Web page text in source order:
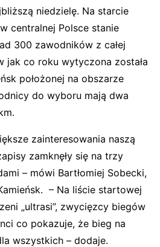
niedzielę. Na starcie
centralnej Polsce stanie
300 zawodników z całej
jak co roku wytyczona została
położonej na obszarze
do wyboru mają dwa
zainteresowania naszą
zamknęły się na trzy
– mówi Bartłomiej Sobecki,
– Na liście startowej
„ultrasi”, zwycięzcy biegów
co pokazuje, że bieg na
wszystkich – dodaje.